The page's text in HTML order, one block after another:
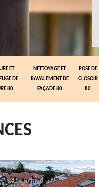
ET
DE
80
NETTOYAGE ET
RAVALEMENT DE
FAÇADE 80
POSE DE
CLOSOIR
80